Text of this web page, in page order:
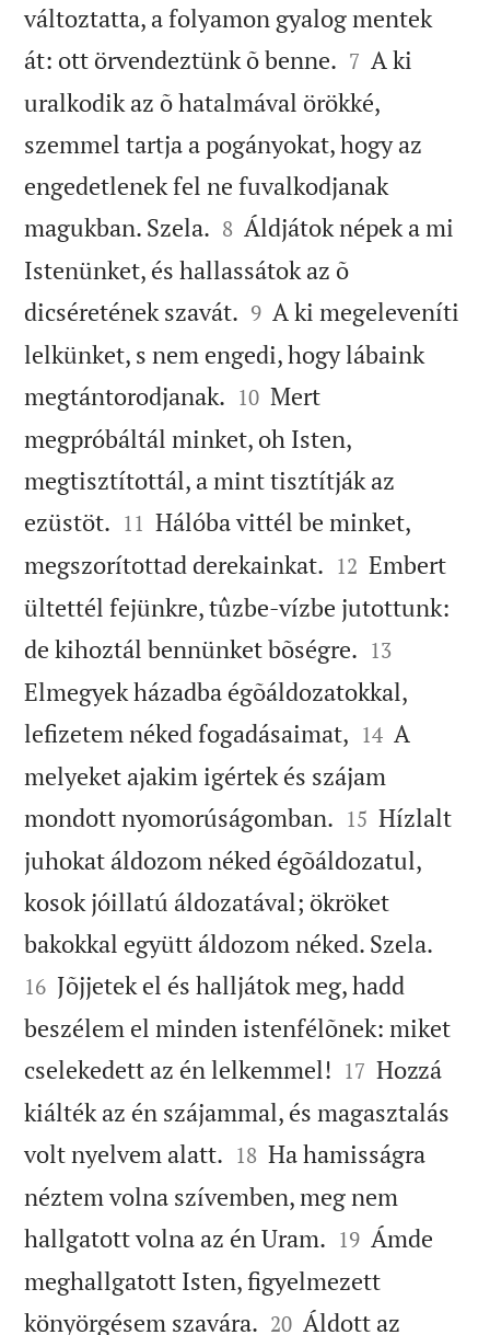
változtatta, a folyamon gyalog mentek
át: ott örvendeztünk õ benne. 

7 A ki
uralkodik az õ hatalmával örökké,
szemmel tartja a pogányokat, hogy az
engedetlenek fel ne fuvalkodjanak
magukban. Szela. 

8 Áldjátok népek a mi
Istenünket, és hallassátok az õ
dicséretének szavát. 

9 A ki megeleveníti
lelkünket, s nem engedi, hogy lábaink
megtántorodjanak. 

10 Mert
megpróbáltál minket, oh Isten,
megtisztítottál, a mint tisztítják az
ezüstöt. 

11 Hálóba vittél be minket,
megszorítottad derekainkat. 

12 Embert
ültettél fejünkre, tûzbe-vízbe jutottunk:
de kihoztál bennünket bõségre. 

13
Elmegyek házadba égõáldozatokkal,
lefizetem néked fogadásaimat, 

14 A
melyeket ajakim igértek és szájam
mondott nyomorúságomban. 

15 Hízlalt
juhokat áldozom néked égõáldozatul,
kosok jóillatú áldozatával; ökröket
bakokkal együtt áldozom néked. Szela.
16 Jõjjetek el és halljátok meg, hadd
beszélem el minden istenfélõnek: miket
cselekedett az én lelkemmel! 

17 Hozzá
kiálték az én szájammal, és magasztalás
volt nyelvem alatt. 

18 Ha hamisságra
néztem volna szívemben, meg nem
hallgatott volna az én Uram. 

19 Ámde
meghallgatott Isten, figyelmezett
könyörgésem szavára. 

20 Áldott az